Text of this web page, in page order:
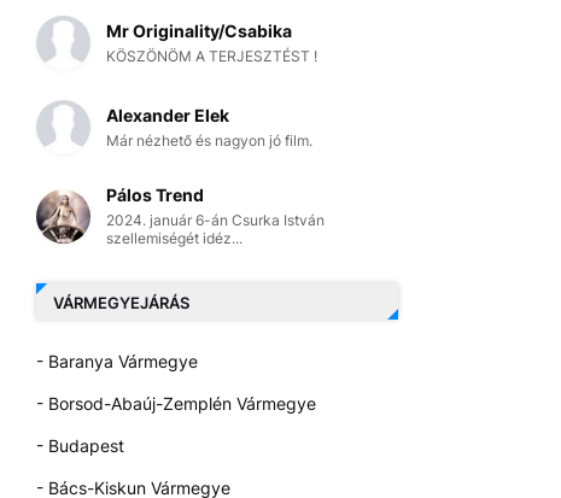
Mr Originality/Csabika
KÖSZÖNÖM A TERJESZTÉST !
Alexander Elek
Már nézhető és nagyon jó film.
Pálos Trend
2024. január 6-án Csurka István
szellemiségét idéz...
VÁRMEGYEJÁRÁS
- Baranya Vármegye
- Borsod-Abaúj-Zemplén Vármegye
- Budapest
- Bács-Kiskun Vármegye